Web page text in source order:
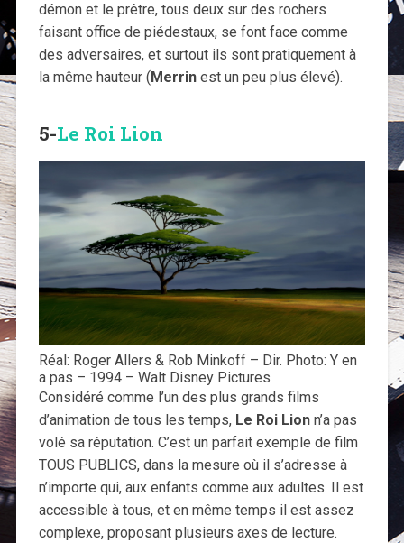
démon et le prêtre, tous deux sur des rochers
faisant office de piédestaux, se font face comme
des adversaires, et surtout ils sont pratiquement à
la même hauteur (Merrinest un peu plus élevé).
5-Le Roi Lion
Réal: Roger Allers & Rob Minkoff – Dir. Photo: Y en
a pas – 1994 – Walt Disney Pictures
Considéré comme l’un des plus grands films
d’animation de tous les temps, Le Roi Lionn’a pas
volé sa réputation. C’est un parfait exemple de film
TOUS PUBLICS, dans la mesure où il s’adresse à
n’importe qui, aux enfants comme aux adultes. Il est
accessible à tous, et en même temps il est assez
complexe, proposant plusieurs axes de lecture.